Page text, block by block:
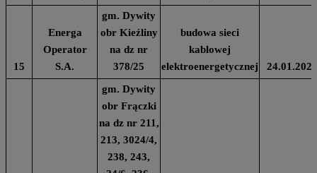
15
Energa
Operator
S.A.
gm. Dywity
obr Kieźliny
na dz nr
378/25
budowa sieci
kablowej
elektroenergetycznej
24.01.2024
gm. Dywity
obr Frączki
na dz nr 211,
213, 3024/4,
238, 243,